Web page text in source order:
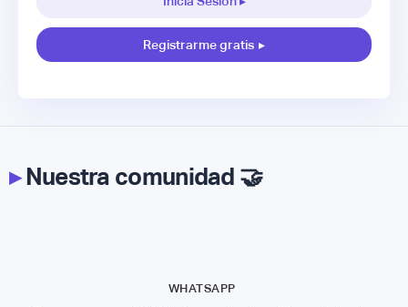
Registrarme gratis ▸
▸Nuestra comunidad 🤝
WHATSAPP